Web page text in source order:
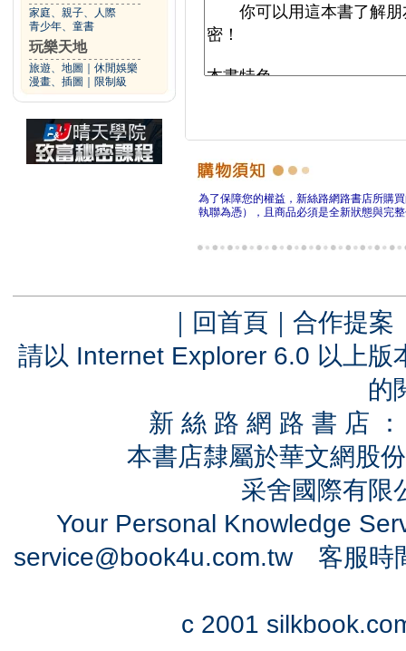
家庭、親子、人際
青少年、童書
玩樂天地
旅遊、地圖
休閒娛樂
漫畫、插圖
限制級
為了保障您的權益，新絲路網路書店所購
執聯為憑），且商品必須是全新狀態與完
｜ 回首頁 ｜ 合作提案
請以 Internet Explorer 6.0 以上
的
新 絲 路 網 路 書 店
本書店隸屬於華文網股
采舍國際有
Your Personal Knowledge
service@book4u.com.tw客服時
c 2001